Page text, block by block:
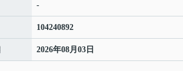
-
104240892
2026年08月03日